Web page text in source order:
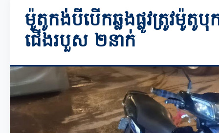
ម៉ូតូកង់បីបេីកឆ្លងផ្លូវត្រូវម៉ូតូបុ
ជើងរបួស ២នាក់